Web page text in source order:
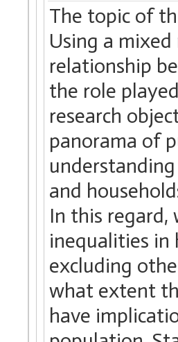
The topic of
Using a
relationship
the role
research
panorama of
and
In this
inequalities in
excluding
what extent
have